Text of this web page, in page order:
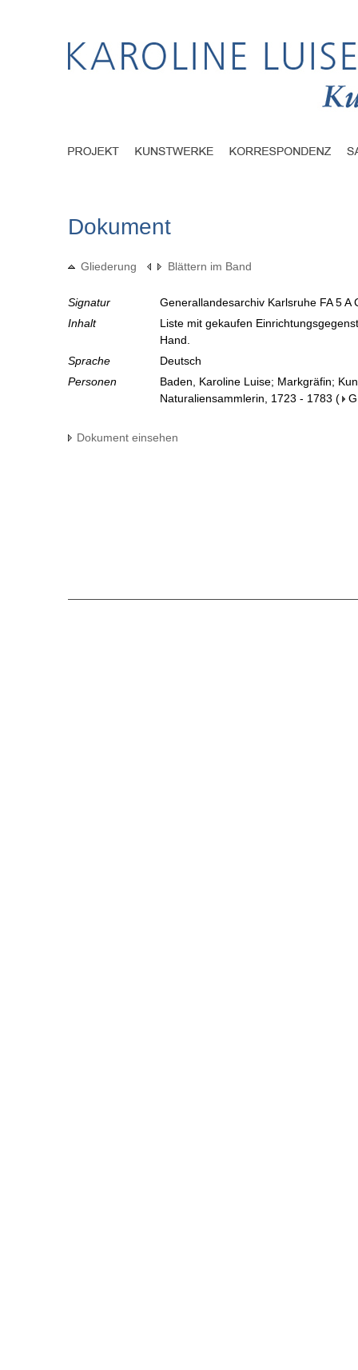
Dokument
Gliederung Blättern im Band
Signatur
Generallandesarchiv Karlsruhe FA 5 A
Inhalt
Liste mit gekaufen
Hand.
Sprache
Deutsch
Personen
Baden, Karoline Luise; Markgräfin;
Naturaliensammlerin, 1723 - 1783 (
Dokument einsehen